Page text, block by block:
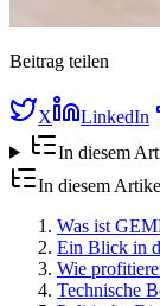
Beitrag teilen
X LinkedIn
In diesem
In diesem
Was ist
Ein Blick in
Wie
Technische